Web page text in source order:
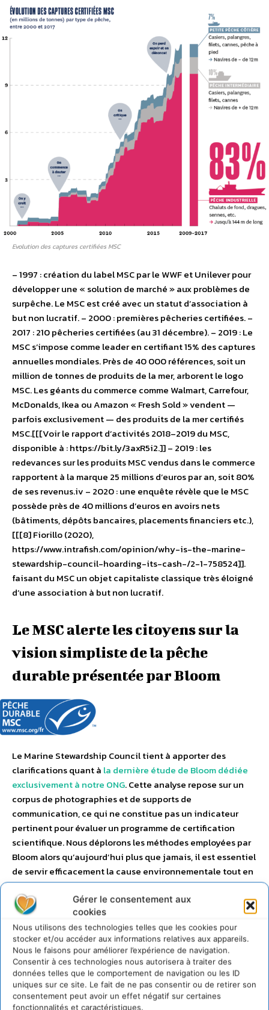
Gérer le consentement aux
cookies
Nous utilisons des technologies telles que les cookies pour
stocker et/ou accéder aux informations relatives aux appareils.
Nous le faisons pour améliorer l’expérience de navigation.
Consentir à ces technologies nous autorisera à traiter des
données telles que le comportement de navigation ou les ID
uniques sur ce site. Le fait de ne pas consentir ou de retirer son
consentement peut avoir un effet négatif sur certaines
fonctionnalités et caractéristiques.
Evolution des captures certifiées MSC
– 1997 : création du label MSC par le WWF et Unilever pour
développer une « solution de marché » aux problèmes de
surpêche. Le MSC est créé avec un statut d’association à
but non lucratif. – 2000 : premières pêcheries certifiées. –
2017 : 210 pêcheries certifiées (au 31 décembre). – 2019 : Le
MSC s’impose comme leader en certifiant 15% des captures
annuelles mondiales. Près de 40 000 références, soit un
million de tonnes de produits de la mer, arborent le logo
MSC. Les géants du commerce comme Walmart, Carrefour,
McDonalds, Ikea ou Amazon « Fresh Sold » vendent —
parfois exclusivement — des produits de la mer certifiés
MSC.[[[Voir le rapport d’activités 2018–2019 du MSC,
disponible à : https://bit.ly/3axR5i2.]] – 2019 : les
redevances sur les produits MSC vendus dans le commerce
rapportent à la marque 25 millions d’euros par an, soit 80%
de ses revenus.iv – 2020 : une enquête révèle que le MSC
possède près de 40 millions d’euros en avoirs nets
(bâtiments, dépôts bancaires, placements financiers etc.),
[[[8] Fiorillo (2020),
https://www.intrafish.com/opinion/why-is-the-marine-
stewardship-council-hoarding-its-cash-/2-1-758524]].
faisant du MSC un objet capitaliste classique très éloigné
d’une association à but non lucratif.
Le MSC alerte les citoyens sur la
vision simpliste de la pêche
durable présentée par Bloom
Le Marine Stewardship Council tient à apporter des
clarifications quant à la dernière étude de Bloom dédiée
exclusivement à notre ONG. Cette analyse repose sur un
corpus de photographies et de supports de
communication, ce qui ne constitue pas un indicateur
pertinent pour évaluer un programme de certification
scientifique. Nous déplorons les méthodes employées par
Bloom alors qu’aujourd’hui plus que jamais, il est essentiel
de servir efficacement la cause environnementale tout en
veillant à ne pas briser l’élan solidaire créé par la crise que
notre société traverse. Quand on connait les
bouleversements économiques et sociaux que la
pandémie a entraînés, on ne peut que prendre conscience
de l’importance du changement vers une société plus
équitable qui répond aux besoins de chacun : entreprises,
pêcheurs, citoyens. Au MSC, nous nous attachons depuis
plus de 20 ans à travailler main dans la main avec toute la
filière pour y arriver. Notre objectif est avant tout de faire